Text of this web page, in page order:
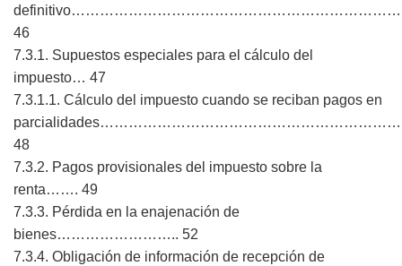
46
7.3.1. Supuestos especiales para el cálculo del
impuesto… 47
7.3.1.1. Cálculo del impuesto cuando se reciban pagos en
parcialidades………………………………………………………
48
7.3.2. Pagos provisionales del impuesto sobre la
renta……. 49
7.3.3. Pérdida en la enajenación de
bienes…………………….. 52
7.3.4. Obligación de información de recepción de